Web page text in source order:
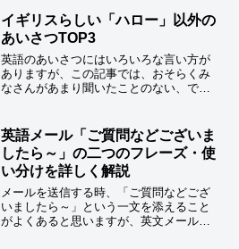
イギリスらしい「ハロー」以外の
あいさつTOP3
英語のあいさつにはいろいろな言い方が
ありますが、この記事では、おそらくみ
なさんがあまり聞いたことのない、でも
介しています。
英語メール「ご質問などございま
したら～」の二つのフレーズ・使
い分けを詳しく解説
メールを送信する時、「ご質問などござ
いましたら～」という一文を添えること
がよくあると思いますが、英文メールで